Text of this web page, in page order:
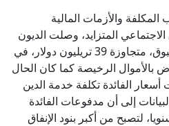
العواقب
والأزمات المالية
المتزايد، وصلت الديون
الأمريكية إلى مستوى غير مسبوق، متجاوزة 39 تريليون دولار، في
بالأموال الرخيصة كما كان الحال
الفائدة تكلفة خدمة الدين
إلى أن مدفوعات الفائدة
لتصبح من أكبر بنود الإنفاق